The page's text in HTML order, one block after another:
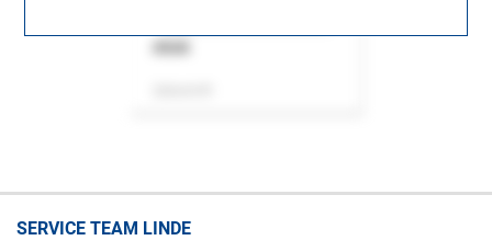
SERVICE TEAM LINDE